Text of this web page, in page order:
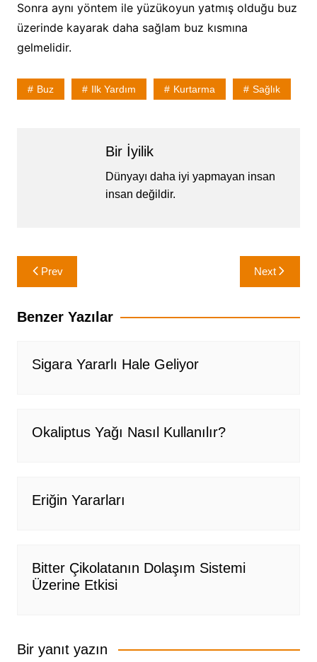
Sonra aynı yöntem ile yüzükoyun yatmış olduğu buz
üzerinde kayarak daha sağlam buz kısmına
gelmelidir.
Buz Ilk Yardım Kurtarma Sağlık
Bir İyilik
Dünyayı daha iyi yapmayan insan
insan değildir.
Yazı
gezinmesi
Prev Next
Benzer Yazılar
Sigara Yararlı Hale Geliyor
Okaliptus Yağı Nasıl Kullanılır?
Eriğin Yararları
Bitter Çikolatanın Dolaşım Sistemi
Üzerine Etkisi
Bir yanıt yazın